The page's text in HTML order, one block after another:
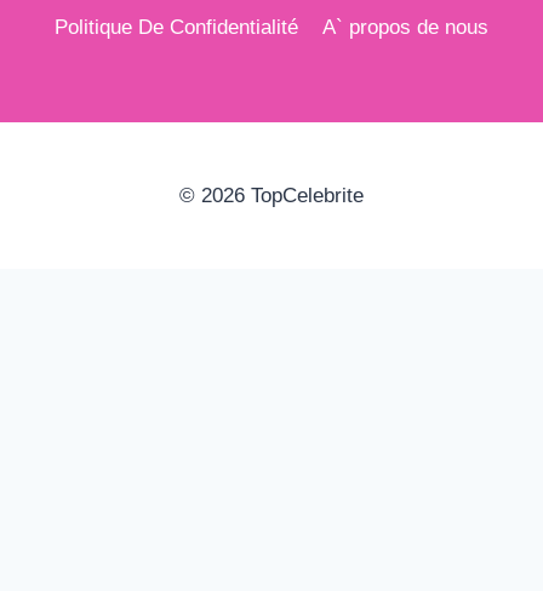
Politique De Confidentialité
A` propos de nous
© 2026 TopCelebrite